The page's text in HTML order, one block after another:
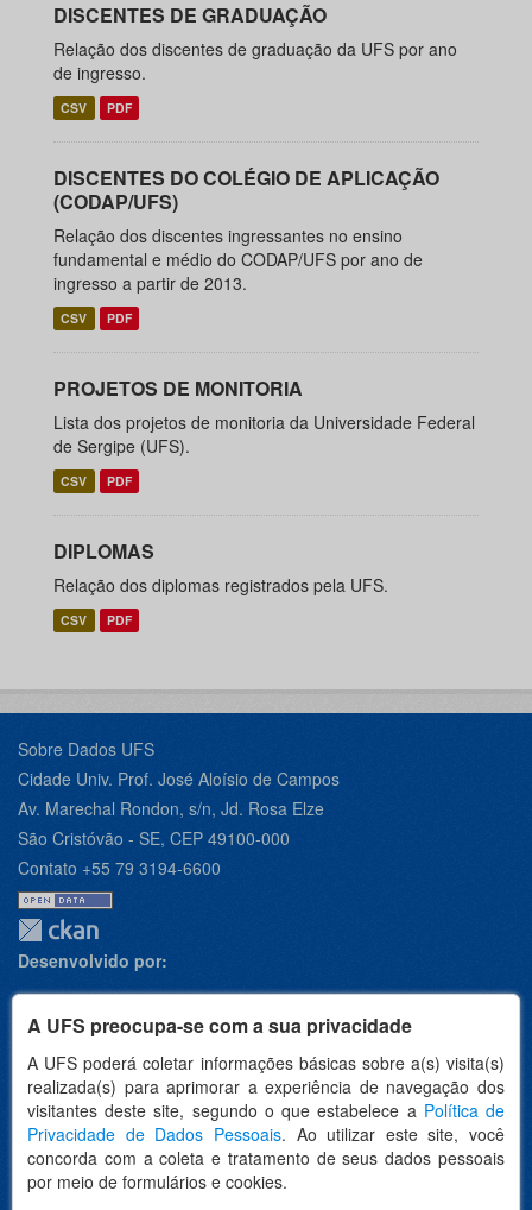
A UFS preocupa-se com a sua privacidade
A UFS poderá coletar informações básicas sobre a(s) visita(s)
realizada(s) para aprimorar a experiência de navegação dos
visitantes deste site, segundo o que estabelece a Política de
Privacidade de Dados Pessoais. Ao utilizar este site, você
concorda com a coleta e tratamento de seus dados pessoais
por meio de formulários e cookies.
DISCENTES DE GRADUAÇÃO
Relação dos discentes de graduação da UFS por ano
de ingresso.
CSV PDF
DISCENTES DO COLÉGIO DE APLICAÇÃO
(CODAP/UFS)
Relação dos discentes ingressantes no ensino
fundamental e médio do CODAP/UFS por ano de
ingresso a partir de 2013.
CSV PDF
PROJETOS DE MONITORIA
Lista dos projetos de monitoria da Universidade Federal
de Sergipe (UFS).
CSV PDF
DIPLOMAS
Relação dos diplomas registrados pela UFS.
CSV PDF
Sobre Dados UFS
Cidade Univ. Prof. José Aloísio de Campos
Av. Marechal Rondon, s/n, Jd. Rosa Elze
São Cristóvão - SE, CEP 49100-000
Contato +55 79 3194-6600
Desenvolvido por:
Apoio: